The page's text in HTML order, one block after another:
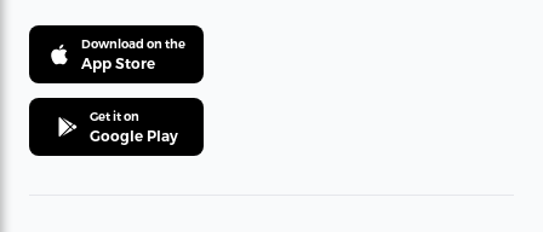
Download on the
App Store
Get it on
Google Play